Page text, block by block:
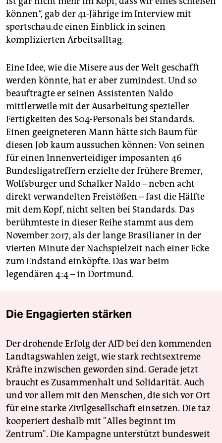
können“, gab der 41-Jährige im Interview mit
sportschau.de einen Einblick in seinen
komplizierten Arbeitsalltag.
Eine Idee, wie die Misere aus der Welt geschafft
werden könnte, hat er aber zumindest. Und so
beauftragte er seinen Assistenten Naldo
mittlerweile mit der Ausarbeitung spezieller
Fertigkeiten des S04-Personals bei Standards.
Einen geeigneteren Mann hätte sich Baum für
diesen Job kaum aussuchen können: Von seinen
für einen Innenverteidiger imposanten 46
Bundesligatreffern erzielte der frühere Bremer,
Wolfsburger und Schalker Naldo – neben acht
direkt verwandelten Freistößen – fast die Hälfte
mit dem Kopf, nicht selten bei Standards. Das
berühmteste in dieser Reihe stammt aus dem
November 2017, als der lange Brasilianer in der
vierten Minute der Nachspielzeit nach einer Ecke
zum Endstand einköpfte. Das war beim
legendären 4:4 – in Dortmund.
Die Engagierten stärken
Der drohende Erfolg der AfD bei den kommenden
Landtagswahlen zeigt, wie stark rechtsextreme
Kräfte inzwischen geworden sind. Gerade jetzt
braucht es Zusammenhalt und Solidarität. Auch
und vor allem mit den Menschen, die sich vor Ort
für eine starke Zivilgesellschaft einsetzen. Die taz
kooperiert deshalb mit "Alles beginnt im
Zentrum". Die Kampagne unterstützt bundesweit